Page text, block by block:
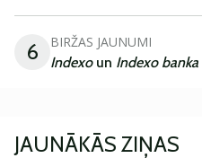
6 BIRŽAS JAUNUMI
Indexoun Indexo banka
JAUNĀKĀS ZIŅAS